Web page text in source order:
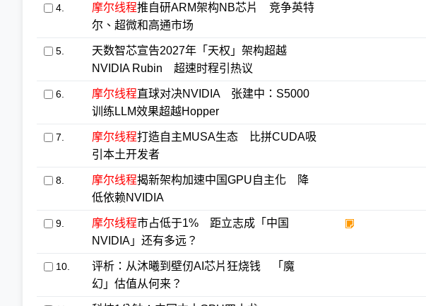
4. 摩尔线程推自研ARM架构NB芯片 竞争英特
尔、超微和高通市场
5.
天数智芯宣告2027年「天权」架构超越
NVIDIA Rubin 超速时程引热议
6. 摩尔线程直球对决NVIDIA 张建中：S5000
训练LLM效果超越Hopper
7. 摩尔线程打造自主MUSA生态 比拼CUDA吸
引本土开发者
8. 摩尔线程揭新架构加速中国GPU自主化 降
低依赖NVIDIA
9. 摩尔线程市占低于1% 距立志成「中国
NVIDIA」还有多远？
10.
评析：从沐曦到壁仞AI芯片狂烧钱 「魔
幻」估值从何来？